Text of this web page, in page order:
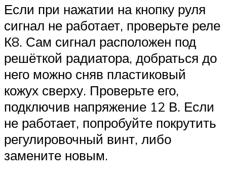
Если при нажатии на кнопку руля
сигнал не работает, проверьте реле
К8. Сам сигнал расположен под
решёткой радиатора, добраться до
него можно сняв пластиковый
кожух сверху. Проверьте его,
подключив напряжение 12 В. Если
не работает, попробуйте покрутить
регулировочный винт, либо
замените новым.